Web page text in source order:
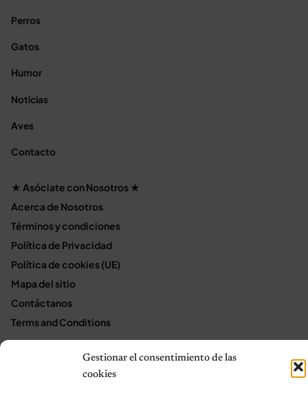
Gestionar el consentimiento de las
cookies
Perros
Gatos
Humor
Noticias
Aves
Contacto
★ Asóciate con Nosotros ★
Acerca de Nosotros
Términos y condiciones
Política de Privacidad
Política de cookies (UE)
Mapa del sitio
Contáctanos
Terms and Conditions
© 2026 Notas de Mascotas